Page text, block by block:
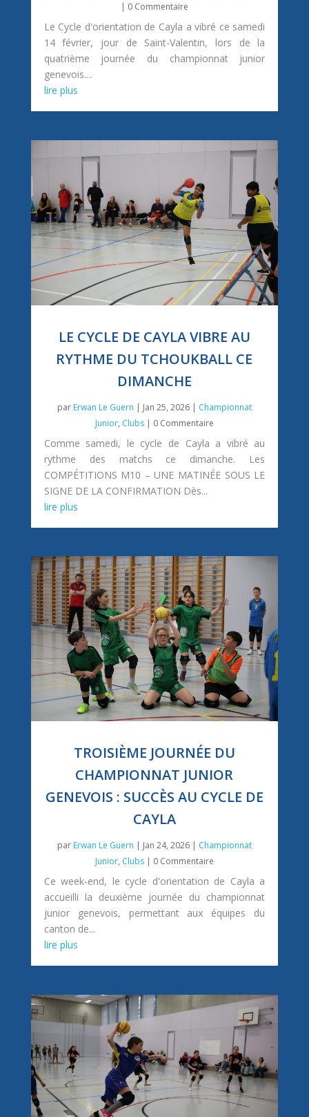
| 0 Commentaire
Le Cycle d'orientation de Cayla a vibré ce samedi
14 février, jour de Saint-Valentin, lors de la
quatrième journée du championnat junior
genevois....
lire plus
LE CYCLE DE CAYLA VIBRE AU
RYTHME DU TCHOUKBALL CE
DIMANCHE
par Erwan Le Guern | Jan 25, 2026| Championnat
Junior, Clubs| 0 Commentaire
Comme samedi, le cycle de Cayla a vibré au
rythme des matchs ce dimanche. Les
COMPÉTITIONS M10 – UNE MATINÉE SOUS LE
SIGNE DE LA CONFIRMATION Dès...
lire plus
TROISIÈME JOURNÉE DU
CHAMPIONNAT JUNIOR
GENEVOIS : SUCCÈS AU CYCLE DE
CAYLA
par Erwan Le Guern | Jan 24, 2026| Championnat
Junior, Clubs| 0 Commentaire
Ce week-end, le cycle d'orientation de Cayla a
accueilli la deuxième journée du championnat
junior genevois, permettant aux équipes du
canton de...
lire plus